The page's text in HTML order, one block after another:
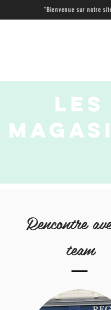
"Bienvenue sur notre
LES
Rencontre
team